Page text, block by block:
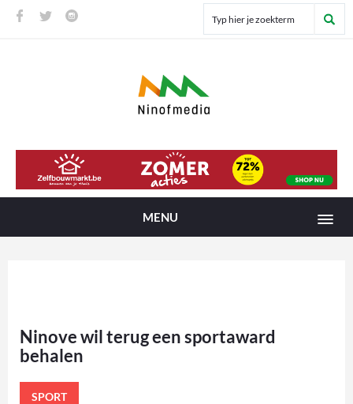
MENU
Ninove wil terug een sportaward
behalen
SPORT